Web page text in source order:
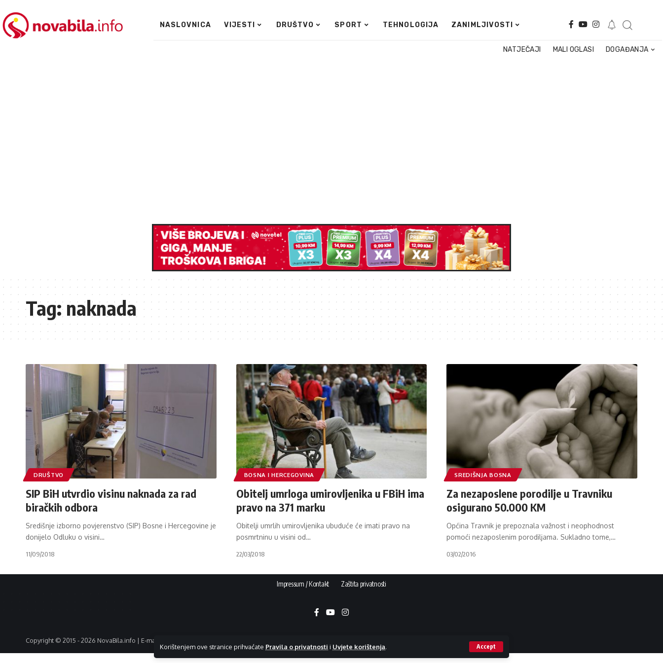
Korištenjem ove stranice prihvaćate Pravila o privatnosti i Uvjete korištenja. Accept
NASLOVNICA VIJESTI DRUŠTVO SPORT TEHNOLOGIJA ZANIMLJIVOSTI
NATJEČAJI MALI OGLASI DOGAĐANJA
Tag:naknada
DRUŠTVO
SIP BiH utvrdio visinu naknada za rad
biračkih odbora
Središnje izborno povjerenstvo (SIP) Bosne i Hercegovine je
donijelo Odluku o visini…
11/09/2018
BOSNA I HERCEGOVINA
Obitelj umrloga umirovljenika u FBiH ima
pravo na 371 marku
Obitelji umrlih umirovljenika ubuduće će imati pravo na
posmrtninu u visini od…
22/03/2018
SREDIŠNJA BOSNA
Za nezaposlene porodilje u Travniku
osigurano 50.000 KM
Općina Travnik je prepoznala važnost i neophodnost
pomoći nezaposlenim porodiljama. Sukladno tome,…
03/02/2016
Impressum / Kontakt Zaštita privatnosti
Copyright © 2015 - 2026 NovaBila.info | E-mail: